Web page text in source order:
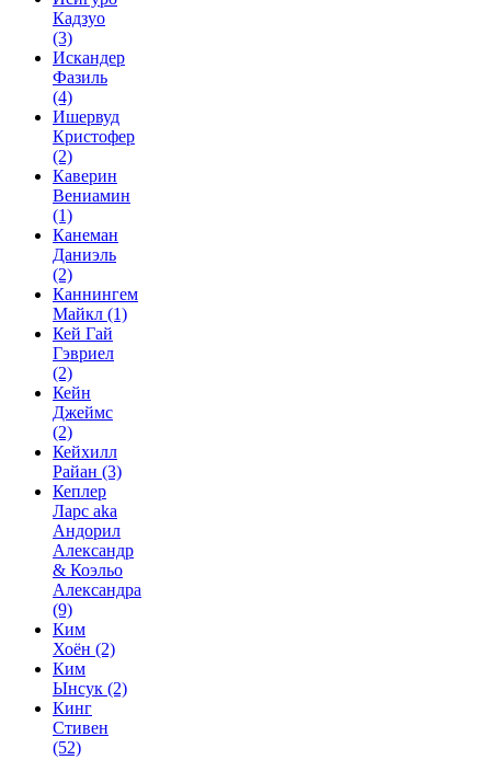
Кадзуо
(3)
Искандер
Фазиль
(4)
Ишервуд
Кристофер
(2)
Каверин
Вениамин
(1)
Канеман
Даниэль
(2)
Каннингем
Майкл (1)
Кей Гай
Гэвриел
(2)
Кейн
Джеймс
(2)
Кейхилл
Райан (3)
Кеплер
Ларс aka
Андорил
Александр
& Коэльо
Александра
(9)
Ким
Хоён (2)
Ким
Ынсук (2)
Кинг
Стивен
(52)